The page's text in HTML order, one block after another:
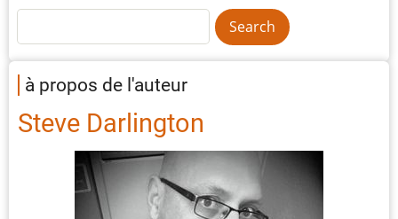
à propos de l'auteur
Steve Darlington